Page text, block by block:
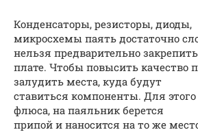
Конденсаторы, резисторы, диоды,
микросхемы паять достаточно
нельзя предварительно
плате. Чтобы повысить качество
залудить места, куда будут
ставиться компоненты. Для
флюса, на паяльник берется
припой и наносится на то же